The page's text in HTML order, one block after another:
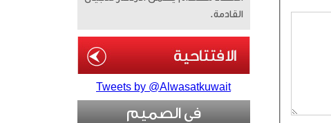
القادمة.
Tweets by @Alwasatkuwait
في الصميم